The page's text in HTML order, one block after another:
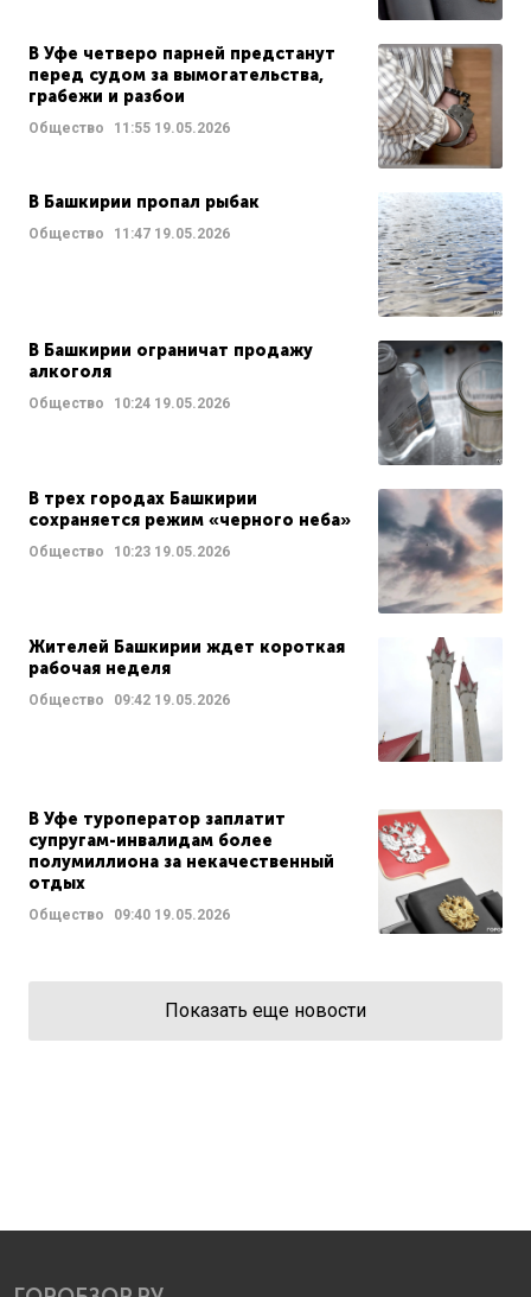
В Уфе четверо парней предстанут
перед судом за вымогательства,
грабежи и разбои
Общество 11:55 19.05.2026
В Башкирии пропал рыбак
Общество 11:47 19.05.2026
В Башкирии ограничат продажу
алкоголя
Общество 10:24 19.05.2026
В трех городах Башкирии
сохраняется режим «черного неба»
Общество 10:23 19.05.2026
Жителей Башкирии ждет короткая
рабочая неделя
Общество 09:42 19.05.2026
В Уфе туроператор заплатит
супругам-инвалидам более
полумиллиона за некачественный
отдых
Общество 09:40 19.05.2026
Показать еще новости